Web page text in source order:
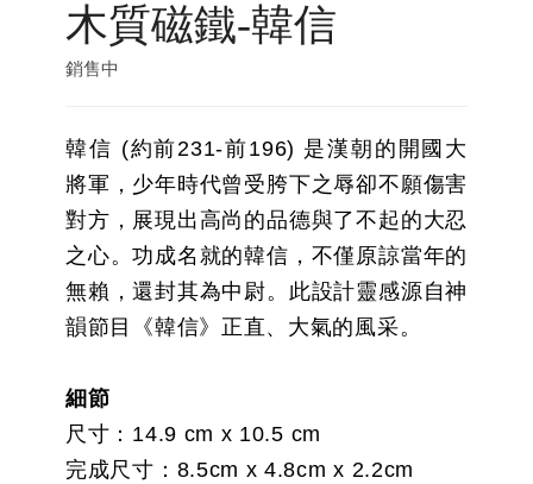
木質磁鐵-韓信
銷售中
韓信 (約前231-前196) 是漢朝的開國大
將軍，少年時代曾受胯下之辱卻不願傷害
對方，展現出高尚的品德與了不起的大忍
之心。功成名就的韓信，不僅原諒當年的
無賴，還封其為中尉。此設計靈感源自神
韻節目《韓信》正直、大氣的風采。
細節
尺寸：14.9 cm x 10.5 cm
完成尺寸：8.5cm x 4.8cm x 2.2cm